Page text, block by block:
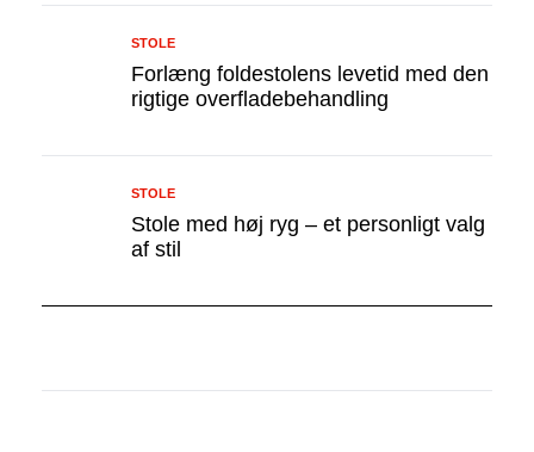
Forlæng foldestolens levetid med den
rigtige overfladebehandling
STOLE
Stole med høj ryg – et personligt valg
af stil
STOLE